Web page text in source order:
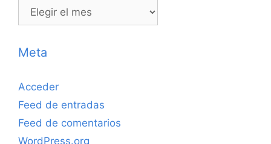
Archivos
Meta
Acceder
Feed de entradas
Feed de comentarios
WordPress.org